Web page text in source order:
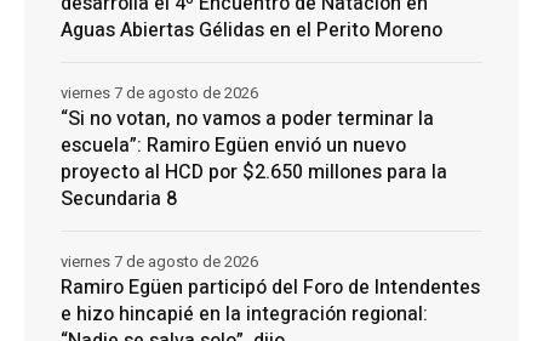
Aguas Abiertas Gélidas en el Perito Moreno
“Si no votan, no vamos a poder terminar la
escuela”: Ramiro Egüen envió un nuevo
proyecto al HCD por $2.650 millones para la
Secundaria 8
viernes 7 de agosto de 2026
Ramiro Egüen participó del Foro de Intendentes
e hizo hincapié en la integración regional:
viernes 7 de agosto de 2026